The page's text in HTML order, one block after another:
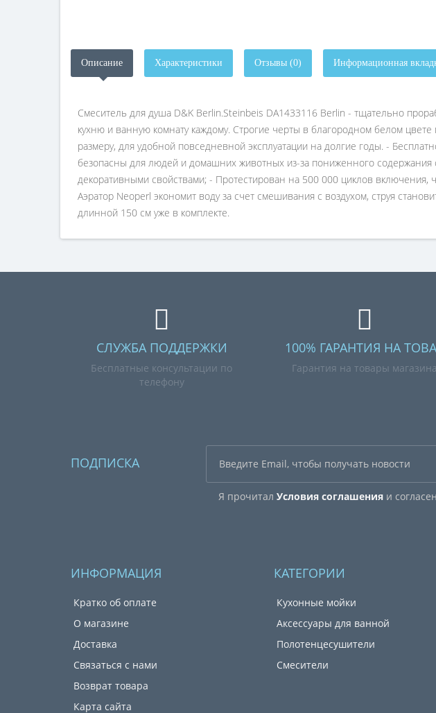
Описание Характеристики Отзывы (0) Информационная
Смеситель для душа D&K Berlin.Steinbeis DA1433116 Berlin - тщательно
кухню и ванную комнату каждому. Строгие черты в благородном белом
размеру, для удобной повседневной эксплуатации на долгие годы. -
безопасны для людей и домашних животных из-за пониженного
декоративными свойствами; - Протестирован на 500 000 циклов включения,
Аэратор Neoperl экономит воду за счет смешивания с воздухом, струя
длинной 150 см уже в комплекте.
СЛУЖБА ПОДДЕРЖКИ
Бесплатные консультации по
телефону
100% ГАРАНТИЯ НА
Гарантия на товары магазина
ПОДПИСКА
Я прочитал Условия соглашенияи
ИНФОРМАЦИЯ
Кратко об оплате
О магазине
Доставка
Связаться с нами
Возврат товара
Карта сайта
КАТЕГОРИИ
Кухонные мойки
Аксессуары для ванной
Полотенцесушители
Смесители